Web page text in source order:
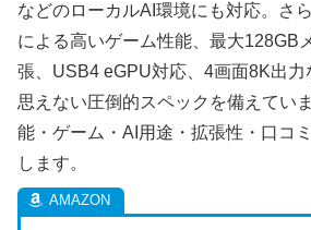
などのローカルAI環境にも対応。さ
による高いゲーム性能、最大128GB
張、USB4 eGPU対応、4画面8K出力
思えない圧倒的スペックを備えてい
能・ゲーム・AI用途・拡張性・口コ
します。